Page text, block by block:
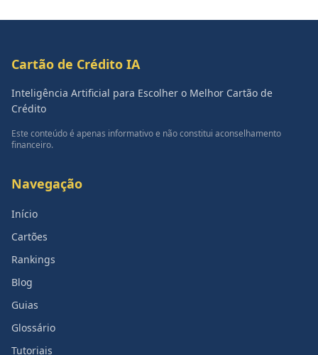
Cartão de Crédito IA
Inteligência Artificial para Escolher o Melhor Cartão de
Crédito
Este conteúdo é apenas informativo e não constitui aconselhamento
financeiro.
Navegação
Início
Cartões
Rankings
Blog
Guias
Glossário
Tutoriais